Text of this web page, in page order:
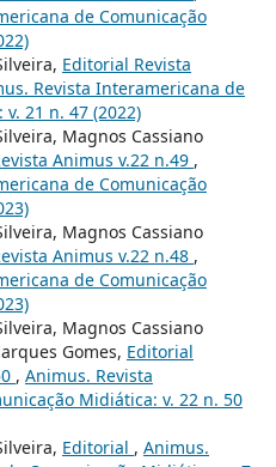
de Comunicação
Editorial Revista
Revista Interamericana de
21 n. 47 (2022)
Magnos Cassiano
Animus v.22 n.49 ,
de Comunicação
Magnos Cassiano
Animus v.22 n.48 ,
de Comunicação
Magnos Cassiano
Gomes, Editorial
, Animus. Revista
Midiática: v. 22 n. 50
Editorial , Animus.